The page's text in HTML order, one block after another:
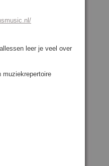
leer je veel over
muziekrepertoire